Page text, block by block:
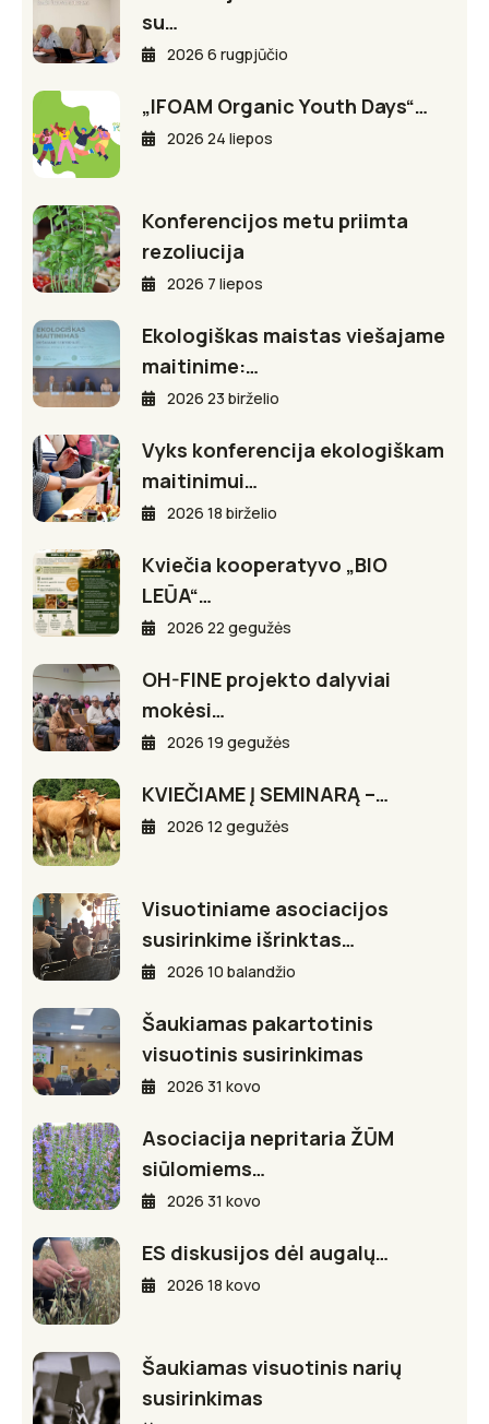
su…
2026 6 rugpjūčio
„IFOAM Organic Youth Days“…
2026 24 liepos
Konferencijos metu priimta
rezoliucija
2026 7 liepos
Ekologiškas maistas viešajame
maitinime:…
2026 23 birželio
Vyks konferencija ekologiškam
maitinimui…
2026 18 birželio
Kviečia kooperatyvo „BIO
LEŪA“…
2026 22 gegužės
OH-FINE projekto dalyviai
mokėsi…
2026 19 gegužės
KVIEČIAME Į SEMINARĄ –…
2026 12 gegužės
Visuotiniame asociacijos
susirinkime išrinktas…
2026 10 balandžio
Šaukiamas pakartotinis
visuotinis susirinkimas
2026 31 kovo
Asociacija nepritaria ŽŪM
siūlomiems…
2026 31 kovo
ES diskusijos dėl augalų…
2026 18 kovo
Šaukiamas visuotinis narių
susirinkimas